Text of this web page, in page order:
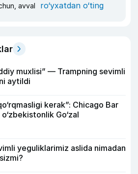
avval ro‘yxatdan o‘ting
muxlisi” — Trampning sevimli
aytildi
kerak”: Chicago Bar
Go‘zal
yeguliklarimiz aslida nimadan